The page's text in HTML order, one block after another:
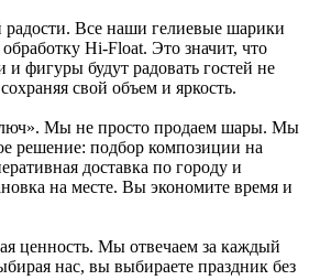
радости. Все наши гелиевые шарики
Hi-Float. Это значит, что
фигуры будут радовать гостей не
свой объем и яркость.
Мы не просто продаем шары. Мы
решение: подбор композиции на
доставка по городу и
на месте. Вы экономите время и
ценность. Мы отвечаем за каждый
нас, вы выбираете праздник без